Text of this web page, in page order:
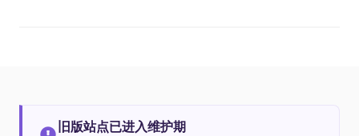
旧版站点已进入维护期